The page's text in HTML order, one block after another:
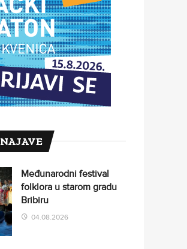
NAJAVE
Međunarodni festival
folklora u starom gradu
Bribiru
04.08.2026